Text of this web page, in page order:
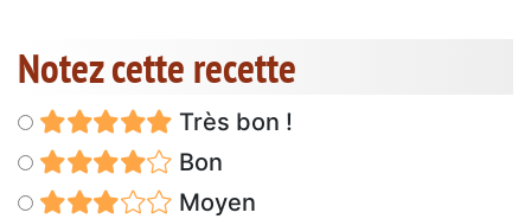
Notez cette recette
Très bon !
Bon
Moyen